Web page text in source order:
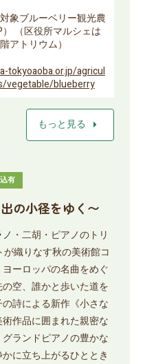
象ブルーベリー観光農
（区役所マルシェは
アトリウム）
tokyoaoba.or.jp/agricul
vegetable/blueberry
もっと見る arrow_right
有
の小径をゆく〜
・二胡・ピアノのトリ
織りなす秋の美術館コ
ーロッパの名曲をめぐ
空、誰かと歩いた道を
詩による新作《小さな
作品に囲まれた親密な
ランドピアノの豊かな
に立ち上がるひととき